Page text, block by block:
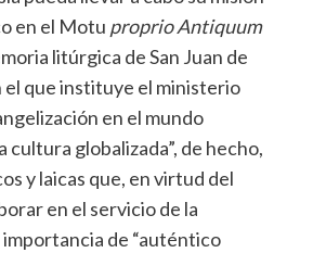
en el Motu proprio Antiquum
litúrgica de San Juan de
el que instituye el ministerio
en el mundo
globalizada”, de hecho,
y laicas que, en virtud del
en el servicio de la
de “auténtico